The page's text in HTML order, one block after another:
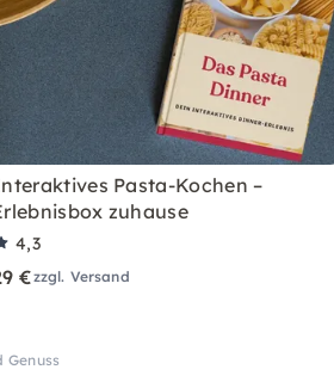
Pasta-Kochen –
zuhause
4,3
€zzgl. Versand